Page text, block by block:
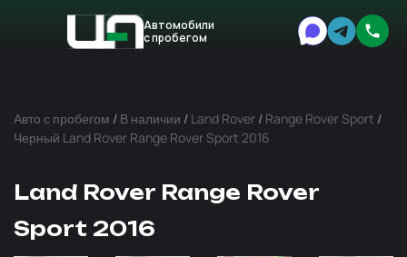
Автомобили
с пробегом
Авто с пробегом / В наличии / Land Rover / Range Rover Sport /
Черный Land Rover Range Rover Sport 2016
Land Rover Range Rover
Sport 2016